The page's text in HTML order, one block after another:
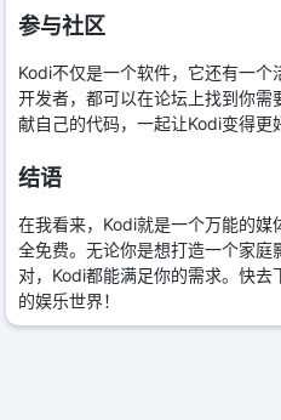
参与社区
Kodi不仅是一个软件，它还有一
开发者，都可以在论坛上找到你
献自己的代码，一起让Kodi变得更
结语
在我看来，Kodi就是一个万能的
全免费。无论你是想打造一个家
对，Kodi都能满足你的需求。快
的娱乐世界！